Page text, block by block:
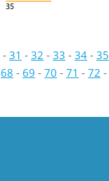
35
- 31 - 32 - 33 - 34 - 35
68 - 69 - 70 - 71 - 72 -